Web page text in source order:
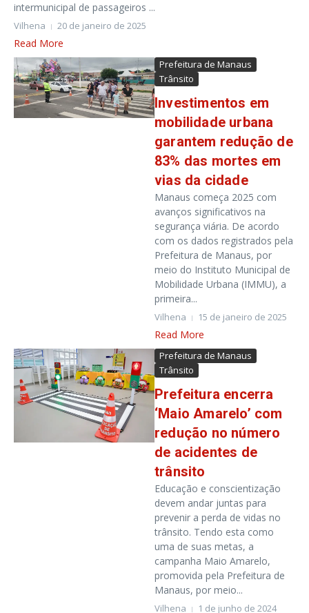
intermunicipal de passageiros ...
Vilhena 20 de janeiro de 2025
Read More
Prefeitura de Manaus
Trânsito
Investimentos em
mobilidade urbana
garantem redução de
83% das mortes em
vias da cidade
Manaus começa 2025 com
avanços significativos na
segurança viária. De acordo
com os dados registrados pela
Prefeitura de Manaus, por
meio do Instituto Municipal de
Mobilidade Urbana (IMMU), a
primeira...
Vilhena 15 de janeiro de 2025
Read More
Prefeitura de Manaus
Trânsito
Prefeitura encerra
‘Maio Amarelo’ com
redução no número
de acidentes de
trânsito
Educação e conscientização
devem andar juntas para
prevenir a perda de vidas no
trânsito. Tendo esta como
uma de suas metas, a
campanha Maio Amarelo,
promovida pela Prefeitura de
Manaus, por meio...
Vilhena 1 de junho de 2024